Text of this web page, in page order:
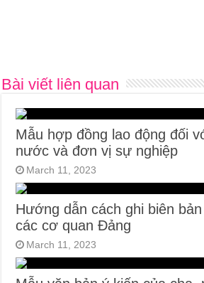
Bài viết liên quan
Mẫu hợp đồng lao động đối
nước và đơn vị sự nghiệp
March 11, 2023
Hướng dẫn cách ghi biên
các cơ quan Đảng
March 11, 2023